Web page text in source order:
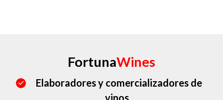
FortunaWines
Elaboradores y comercializadores de
vinos.